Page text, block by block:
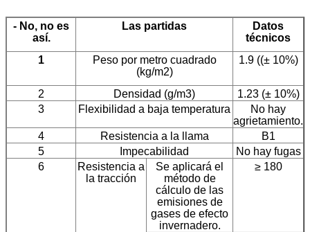
- No, no es
así.
Las partidas
Datos
técnicos
1
Peso por metro cuadrado
(kg/m2)
1.9 ((± 10%)
2 Densidad (g/m3)
1.23 (± 10%)
3
Flexibilidad a baja temperatura
No hay
agrietamiento.
4
Resistencia a la llama
B1
5
Impecabilidad
No hay fugas
6
Resistencia a
la tracción
Se aplicará el
método de
cálculo de las
emisiones de
gases de efecto
invernadero.
≥ 180